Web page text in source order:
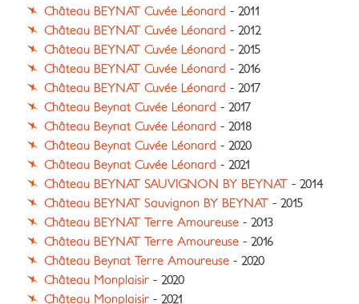
Château BEYNAT Cuvée Léonard - 2011
Château BEYNAT Cuvée Léonard - 2012
Château BEYNAT Cuvée Léonard - 2015
Château BEYNAT Cuvée Léonard - 2016
Château BEYNAT Cuvée Léonard - 2017
Château Beynat Cuvée Léonard - 2017
Château Beynat Cuvée Léonard - 2018
Château Beynat Cuvée Léonard - 2020
Château Beynat Cuvée Léonard - 2021
Château BEYNAT SAUVIGNON BY BEYNAT - 2014
Château BEYNAT Sauvignon BY BEYNAT - 2015
Château BEYNAT Terre Amoureuse - 2013
Château BEYNAT Terre Amoureuse - 2016
Château Beynat Terre Amoureuse - 2020
Château Monplaisir - 2020
Château Monplaisir - 2021